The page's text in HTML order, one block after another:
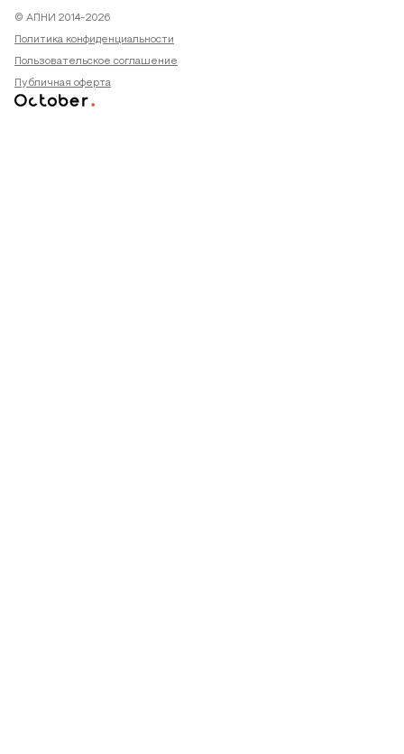
© АПНИ 2014-2026
Политика конфиденциальности
Пользовательское соглашение
Публичная оферта